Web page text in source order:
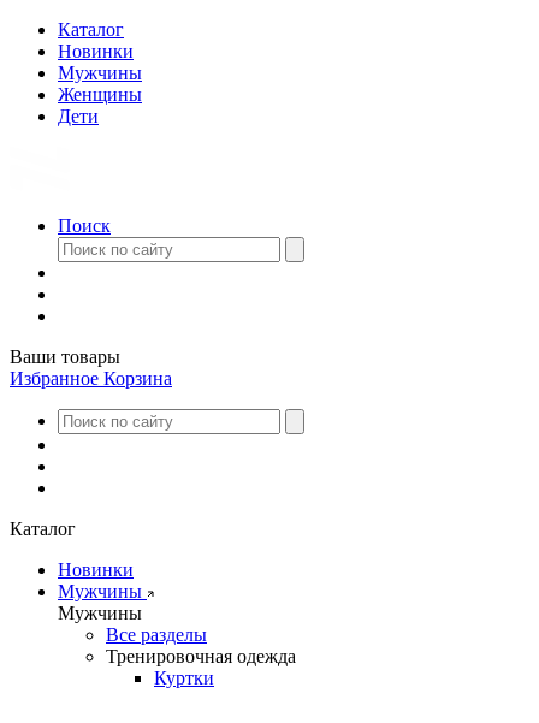
Каталог
Новинки
Мужчины
Женщины
Дети
Поиск
Ваши товары
Избранное Корзина
Каталог
Новинки
Мужчины
Мужчины
Все разделы
Тренировочная одежда
Куртки